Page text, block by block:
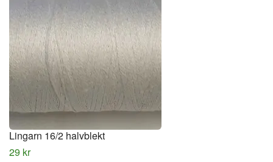
Lingarn 16/2 halvblekt
29 kr